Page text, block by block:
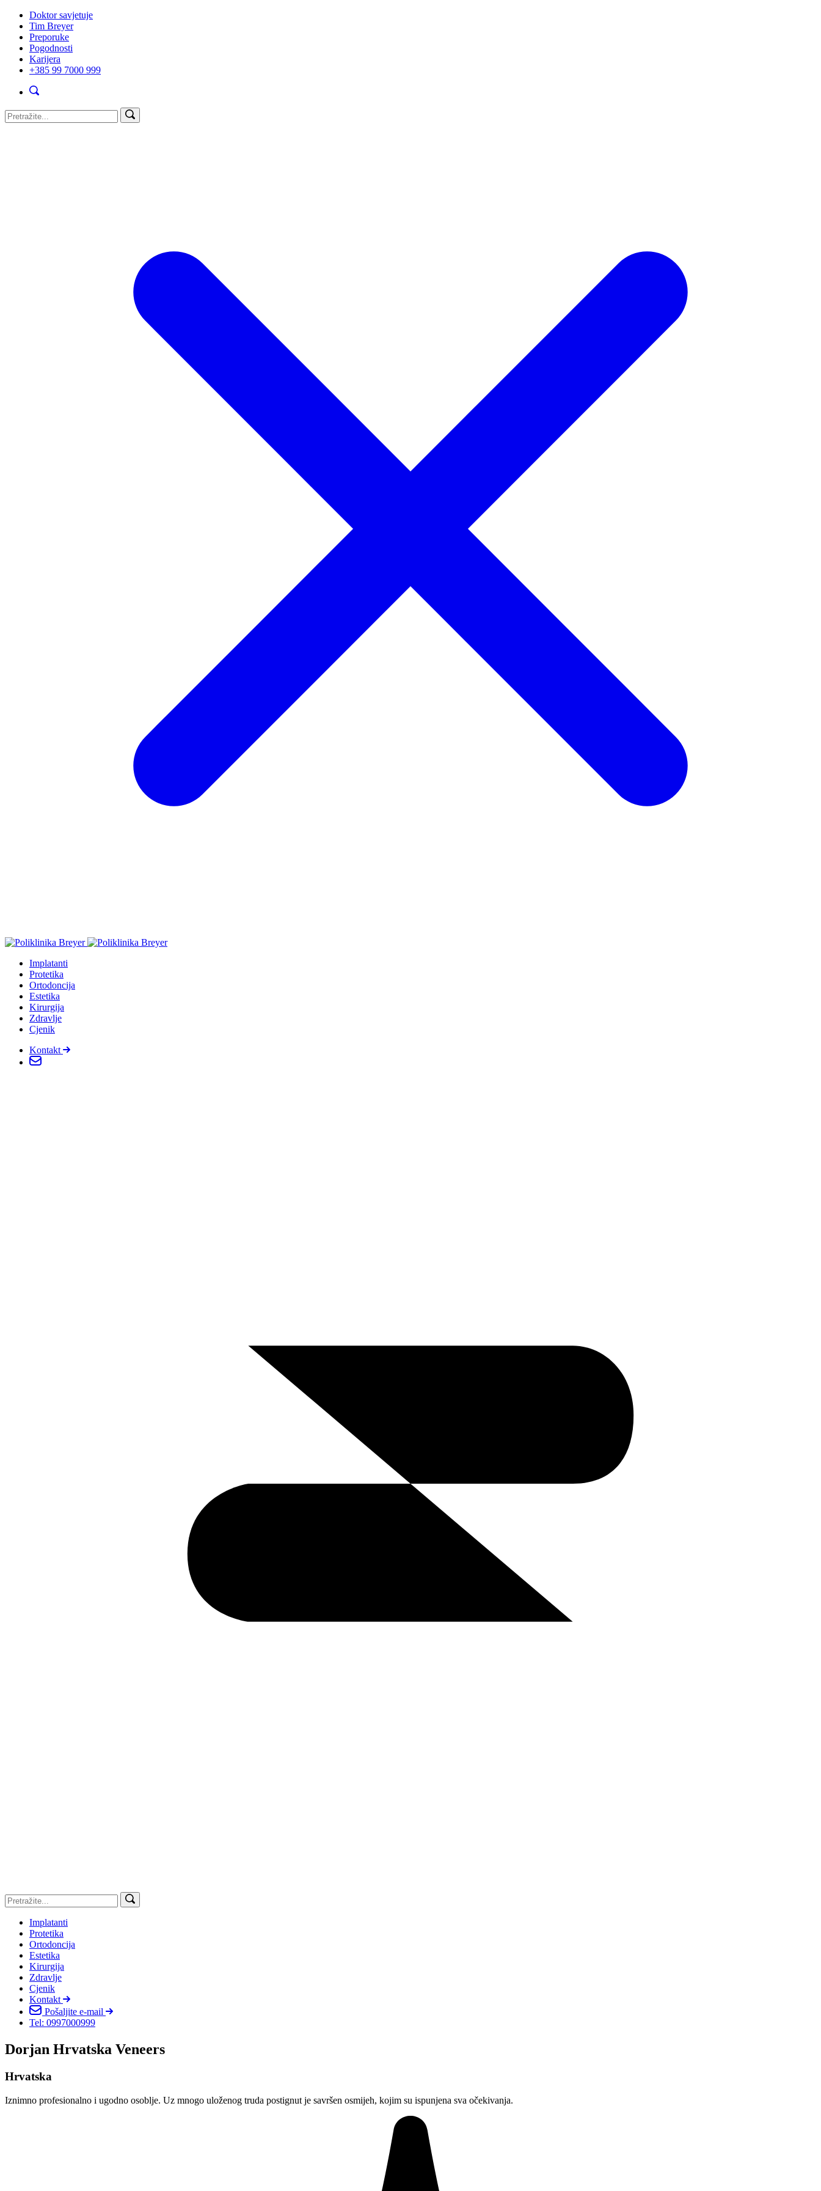
Doktor savjetuje
Tim Breyer
Preporuke
Pogodnosti
Karijera
+385 99 7000 999
Implatanti
Protetika
Ortodoncija
Estetika
Kirurgija
Zdravlje
Cjenik
Kontakt
Implatanti
Protetika
Ortodoncija
Estetika
Kirurgija
Zdravlje
Cjenik
Kontakt
Pošaljite e-mail
Tel: 0997000999
Dorjan Hrvatska Veneers
Hrvatska
Iznimno profesionalno i ugodno osoblje. Uz mnogo uloženog truda postignut je savršen osmijeh, kojim su ispunjena sva očekivanja.